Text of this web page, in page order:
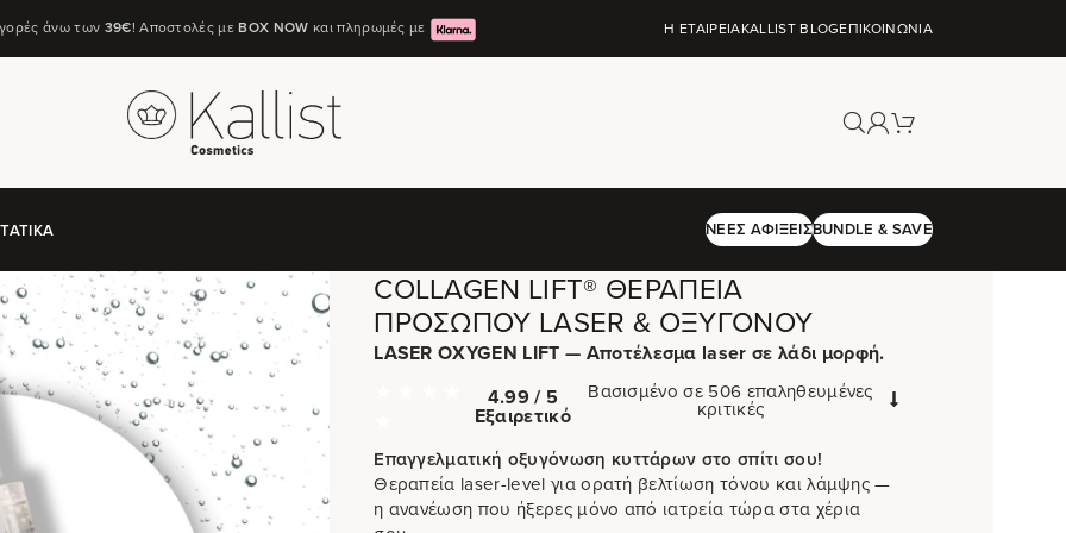
άνω των 39€! Αποστολές μεΒΟΧ ΝΟW και πληρωμές με Η ΕΤΑΙΡΕΊΑKALLIST BLOGΕΠΙΚΟΙΝΩΝΊΑ
ΝΈΕΣ ΑΦΊΞΕΙΣBUNDLE & SAVE
COLLAGEN LIFT® ΘΕΡΑΠΕΊΑ
ΠΡΟΣΏΠΟΥ LASER & ΟΞΥΓΌΝΟΥ
LASER OXYGEN LIFT — Αποτέλεσμα laser σε λάδι μορφή.
4.99 / 5
Εξαιρετικό
Βασισμένο σε 506 επαληθευμένες
κριτικές
Επαγγελματική οξυγόνωση κυττάρων στο σπίτι σου!
Θεραπεία laser-level για ορατή βελτίωση τόνου και λάμψης —
η ανανέωση που ήξερες μόνο από ιατρεία τώρα στα χέρια